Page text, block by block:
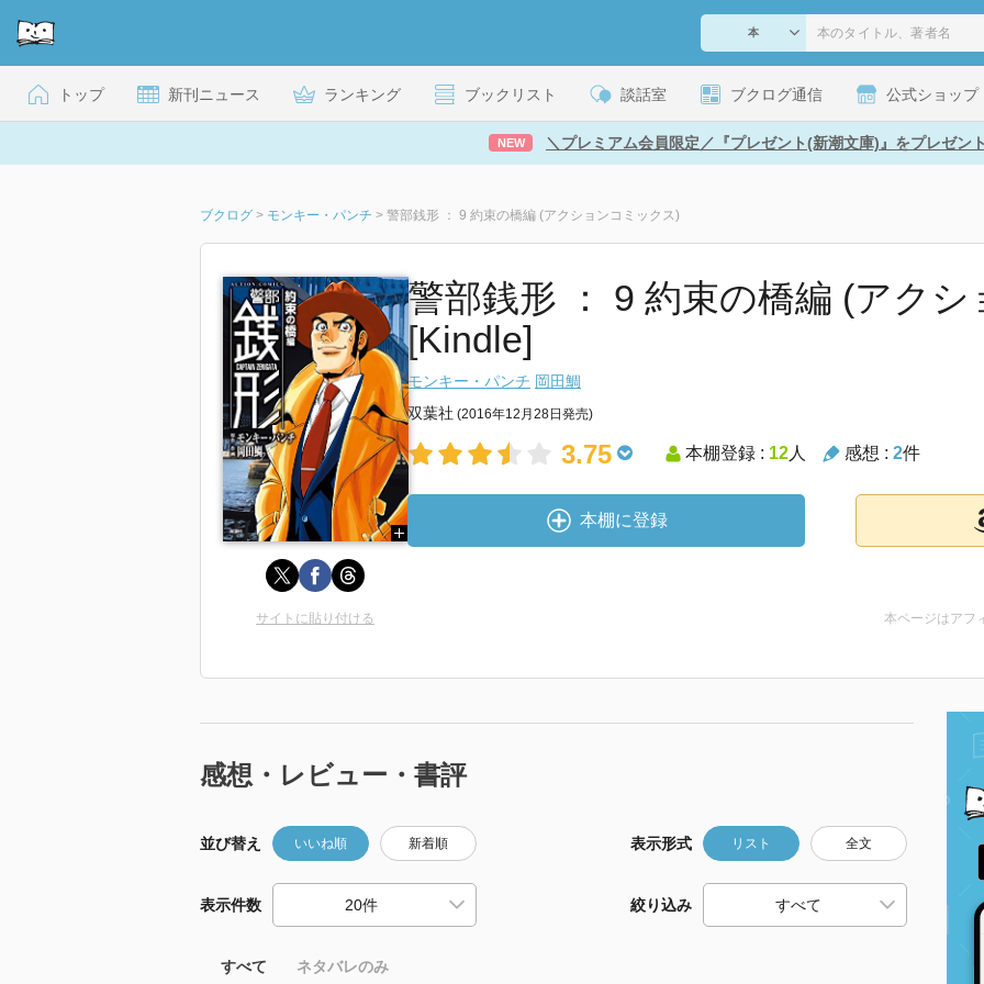
トップ 新刊ニュース ランキング ブックリスト 談話室 ブクログ通信 公式ショップ
NEW ＼プレミアム会員限定／『プレゼント(新潮文庫)』をプレゼン
ブクログ > モンキー・パンチ > 警部銭形 ： 9 約束の橋編 (アクションコミックス)
警部銭形 ： 9 約束の橋編 (アク
[Kindle]
モンキー・パンチ 岡田鯛
双葉社 (2016年12月28日発売)
3.75 本棚登録 : 12人 感想 : 2件
本棚に登録
サイトに貼り付ける 本ページはアフ
感想・レビュー・書評
並び替え いいね順 新着順 表示形式 リスト 全文
表示件数 絞り込み
すべて ネタバレのみ